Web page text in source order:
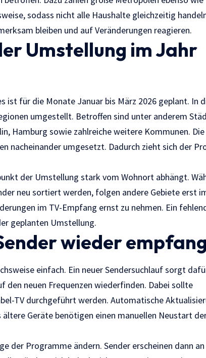
sodass nicht alle Haushalte gleichzeitig
bleiben und auf Veränderungen reagieren.
Umstellung im Jahr
ist für die Monate Januar bis März 2026 geplant. In
umgestellt. Betroffen sind unter anderem
Hamburg sowie zahlreiche weitere Kommunen. Die
nacheinander umgesetzt. Dadurch zieht sich der
der Umstellung stark vom Wohnort abhängt.
neu sortiert werden, folgen andere Gebiete erst
im TV-Empfang ernst zu nehmen. Ein
geplanten Umstellung.
wieder
einfach. Ein neuer Sendersuchlauf sorgt
den neuen Frequenzen wiederfinden. Dabei sollte
TV durchgeführt werden. Automatische
Geräte benötigen einen manuellen Neustart
der Programme ändern. Sender erscheinen dann an